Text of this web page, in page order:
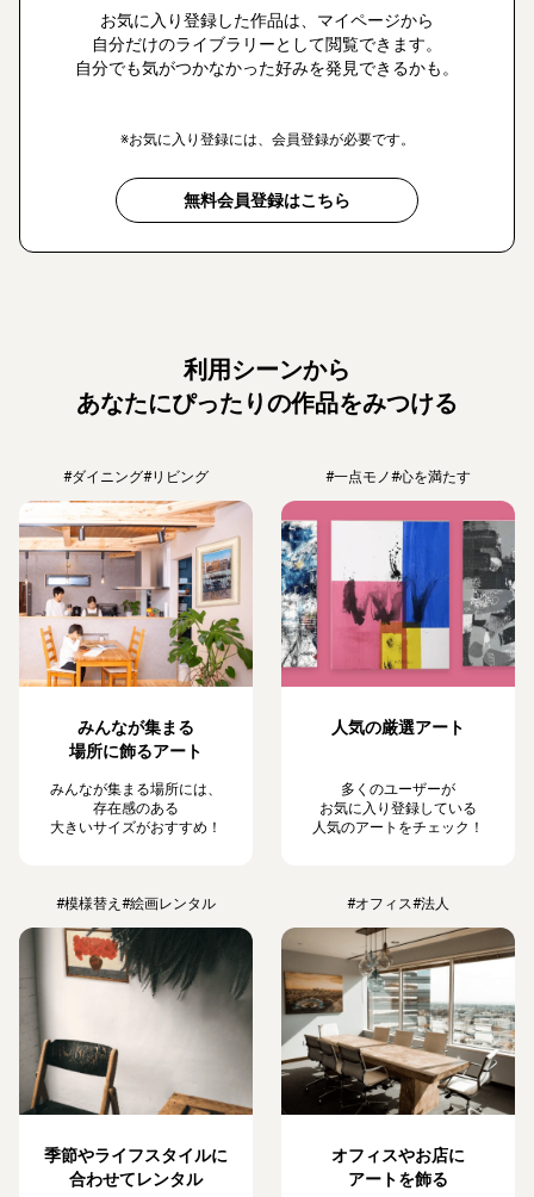
お気に入り登録した作品は、マイページから
自分だけのライブラリーとして閲覧できます。
自分でも気がつかなかった好みを発見できるかも。
※お気に入り登録には、会員登録が必要です。
無料会員登録はこちら
利用シーンから
あなたにぴったりの作品をみつける
#ダイニング#リビング
みんなが集まる
場所に飾るアート
みんなが集まる場所には、
存在感のある
大きいサイズがおすすめ！
#一点モノ#心を満たす
人気の厳選アート
多くのユーザーが
お気に入り登録している
人気のアートをチェック！
#模様替え #絵画レンタル
季節やライフスタイルに
合わせてレンタル
#オフィス#法人
オフィスやお店に
アートを飾る